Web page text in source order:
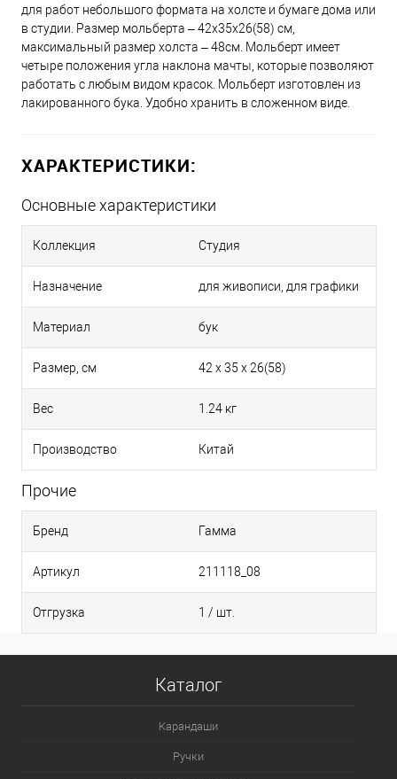
для работ небольшого формата на холсте и бумаге дома или
в студии. Размер мольберта – 42х35х26(58) см,
максимальный размер холста – 48см. Мольберт имеет
четыре положения угла наклона мачты, которые позволяют
работать с любым видом красок. Мольберт изготовлен из
лакированного бука. Удобно хранить в сложенном виде.
ХАРАКТЕРИСТИКИ:
Основные характеристики
Коллекция Студия
Назначение для живописи, для графики
Материал бук
Размер, см 42 х 35 х 26(58)
Вес 1.24 кг
Производство Китай
Прочие
Бренд Гамма
Артикул 211118_08
Отгрузка 1 / шт.
Каталог
Карандаши
Ручки